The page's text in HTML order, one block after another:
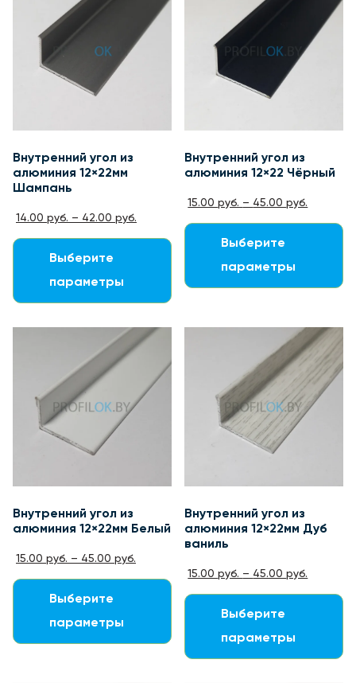
Внутренний угол из
алюминия 12×22мм
Шампань
14.00 руб. – 42.00 руб.
Выберите
параметры
Внутренний угол из
алюминия 12×22 Чёрный
15.00руб. – 45.00руб.
Выберите
параметры
Внутренний угол из
алюминия 12×22мм Белый
15.00 руб. – 45.00 руб.
Выберите
параметры
Внутренний угол из
алюминия 12×22мм Дуб
ваниль
15.00руб. – 45.00руб.
Выберите
параметры